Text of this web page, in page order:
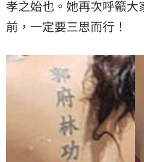
孝之始也。她再次呼籲
前，一定要三思而行！